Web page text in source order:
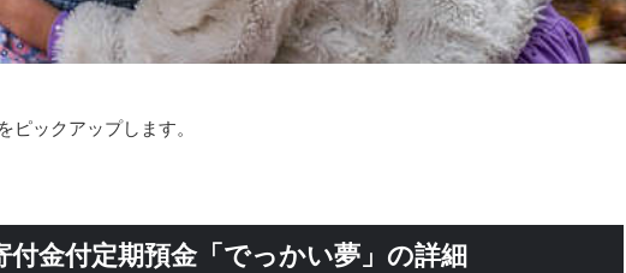
ックアップします。
付金付定期預金「でっかい夢」の詳細